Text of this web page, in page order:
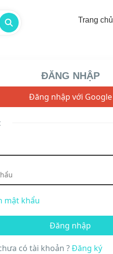
Trang chủ
ĐĂNG NHẬP
Đăng nhập với Google
mật khẩu
có tài khoản ?Đăng ký